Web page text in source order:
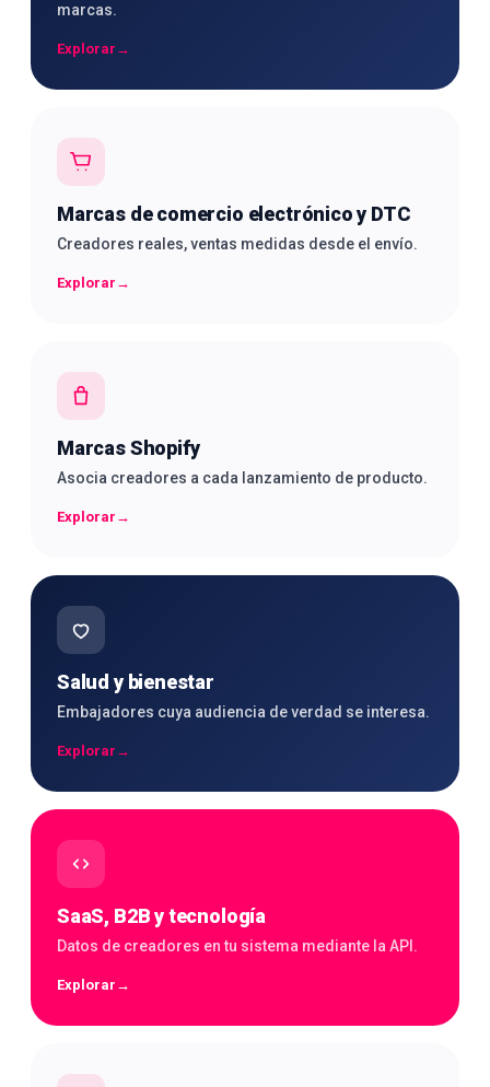
marcas.
Explorar →
Marcas de comercio electrónico y DTC
Creadores reales, ventas medidas desde el envío.
Explorar →
Marcas Shopify
Asocia creadores a cada lanzamiento de producto.
Explorar →
Salud y bienestar
Embajadores cuya audiencia de verdad se interesa.
Explorar →
SaaS, B2B y tecnología
Datos de creadores en tu sistema mediante la API.
Explorar →